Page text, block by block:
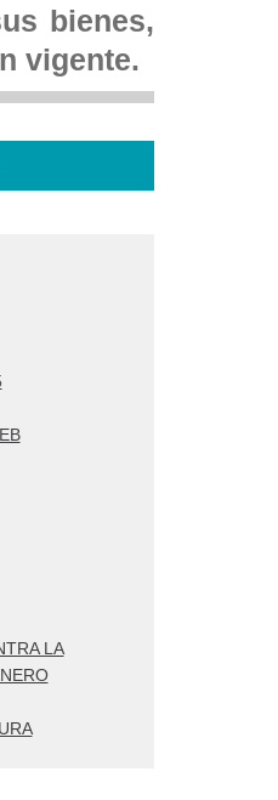
bienes,
vigente.
LA